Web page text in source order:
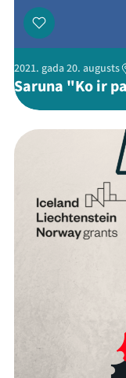
2021. gada 20. augusts
Saruna "Ko ir